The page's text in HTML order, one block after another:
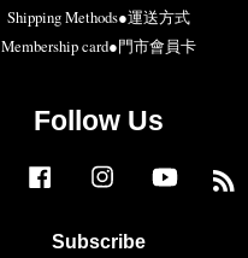
Shipping Methods●運送方式
Membership card●門市會員卡
Follow Us
Twitter Facebook Instagram YouTube
Subscribe